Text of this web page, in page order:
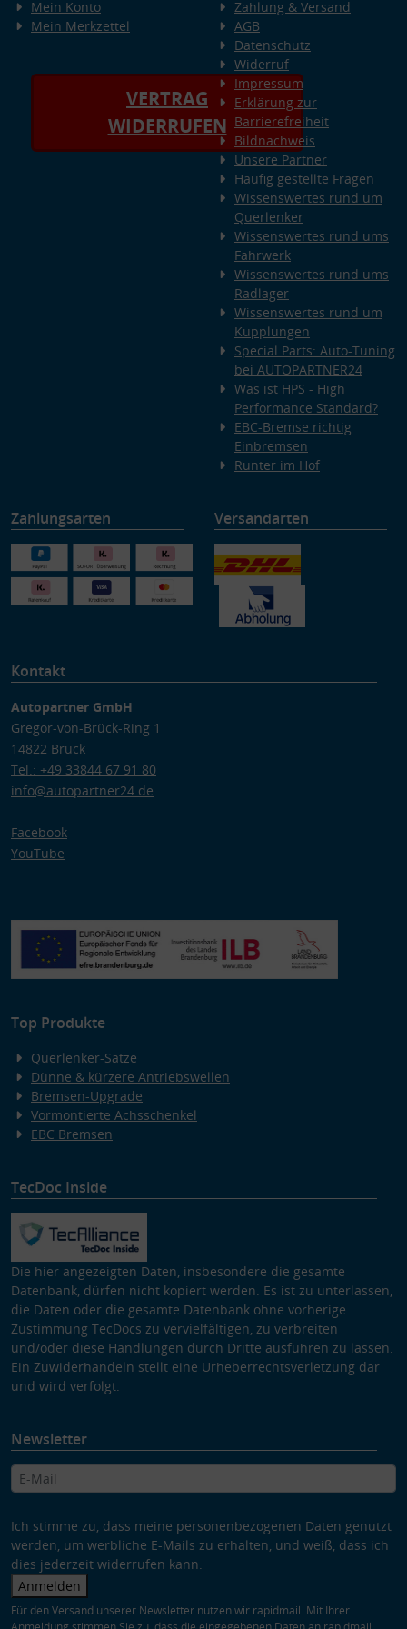
Mein Konto
Mein Merkzettel
VERTRAG
WIDERRUFEN
Zahlung & Versand
AGB
Datenschutz
Widerruf
Impressum
Erklärung zur
Barrierefreiheit
Bildnachweis
Unsere Partner
Häufig gestellte Fragen
Wissenswertes rund um
Querlenker
Wissenswertes rund ums
Fahrwerk
Wissenswertes rund ums
Radlager
Wissenswertes rund um
Kupplungen
Special Parts: Auto-Tuning
bei AUTOPARTNER24
Was ist HPS - High
Performance Standard?
EBC-Bremse richtig
Einbremsen
Runter im Hof
Zahlungsarten Versandarten
Kontakt
Autopartner GmbH
Gregor-von-Brück-Ring 1
14822 Brück
Tel.: +49 33844 67 91 80
info@autopartner24.de
Facebook
YouTube
Top Produkte
Querlenker-Sätze
Dünne & kürzere Antriebswellen
Bremsen-Upgrade
Vormontierte Achsschenkel
EBC Bremsen
TecDoc Inside
Die hier angezeigten Daten, insbesondere die gesamte
Datenbank, dürfen nicht kopiert werden. Es ist zu unterlassen,
die Daten oder die gesamte Datenbank ohne vorherige
Zustimmung TecDocs zu vervielfältigen, zu verbreiten
und/oder diese Handlungen durch Dritte ausführen zu lassen.
Ein Zuwiderhandeln stellt eine Urheberrechtsverletzung dar
und wird verfolgt.
Newsletter
Ich stimme zu, dass meine personenbezogenen Daten genutzt
werden, um werbliche E-Mails zu erhalten, und weiß, dass ich
dies jederzeit widerrufen kann.
Anmelden
Für den Versand unserer Newsletter nutzen wir rapidmail. Mit Ihrer